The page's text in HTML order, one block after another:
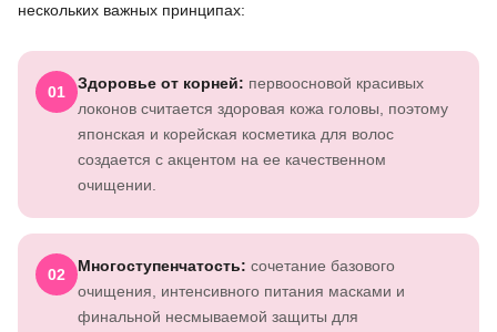
нескольких важных принципах:
01 Здоровье от корней: первоосновой красивых
локонов считается здоровая кожа головы, поэтому
японская и корейская косметика для волос
создается с акцентом на ее качественном
очищении.
02 Многоступенчатость: сочетание базового
очищения, интенсивного питания масками и
финальной несмываемой защиты для